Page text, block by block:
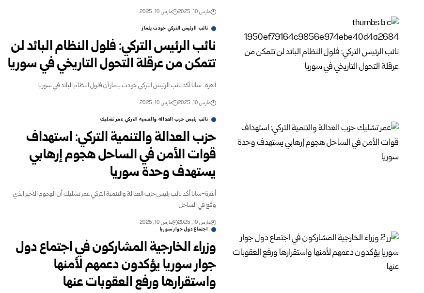
مارس 10, 2025 مارس 10, 2025
نائب الرئيس التركي جودت يلماز
نائب الرئيس التركي: فلول النظام البائد لن
تتمكن من عرقلة التحول التاريخي في سوريا
أنقرة-سانا أكد نائب الرئيس التركي جودت يلماز أن فلول النظام البائد في سوريا
مارس 10, 2025 مارس 10, 2025
نائب رئيس حزب العدالة والتنمية التركي عمر تشليك
حزب العدالة والتنمية التركي: استهداف
قوات الأمن في الساحل هجوم إرهابي
يستهدف وحدة سوريا
أنقرة-سانا أكد نائب رئيس حزب العدالة والتنمية التركي عمر تشليك أن الهجوم الأخير الذي
وقع في الساحل
مارس 10, 2025 مارس 10, 2025
اجتماع دول جوار سوريا
وزراء الخارجية المشاركون في اجتماع دول
جوار سوريا يؤكدون دعمهم لأمنها
واستقرارها ورفع العقوبات عنها